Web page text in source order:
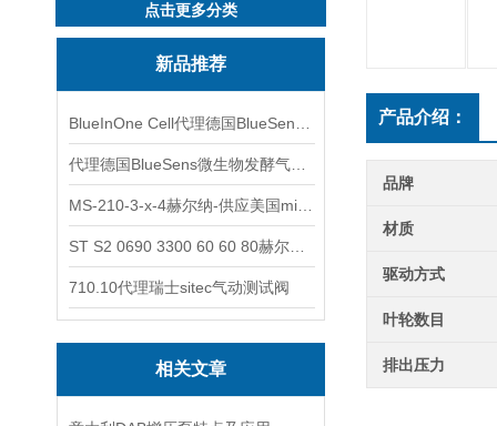
点击更多分类
新品推荐
710.10代理瑞士sitec气动测试阀
相关文章
产品介绍：
品牌
材质
驱动方式
叶轮数目
排出压力